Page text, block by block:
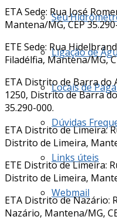
Seu
Ligação de
Locais de
Dúvidas
Links úteis
Webmail
ETA Sede: Rua José
Mantena/MG, CEP
ETE Sede: Rua
Filadélfia, Mantena/MG,
ETA Distrito de Barra do
1250, Distrito de Barra
35.290-000.
ETA Distrito de Limeira:
Distrito de Limeira,
ETE Distrito de Limeira:
Distrito de Limeira,
ETA Distrito de Nazário:
Nazário, Mantena/MG,